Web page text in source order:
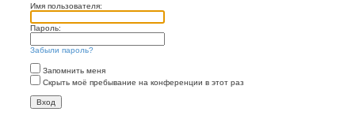
Имя пользователя:
Пароль:
Забыли пароль?
Запомнить меня
Скрыть моё пребывание на конференции в этот раз